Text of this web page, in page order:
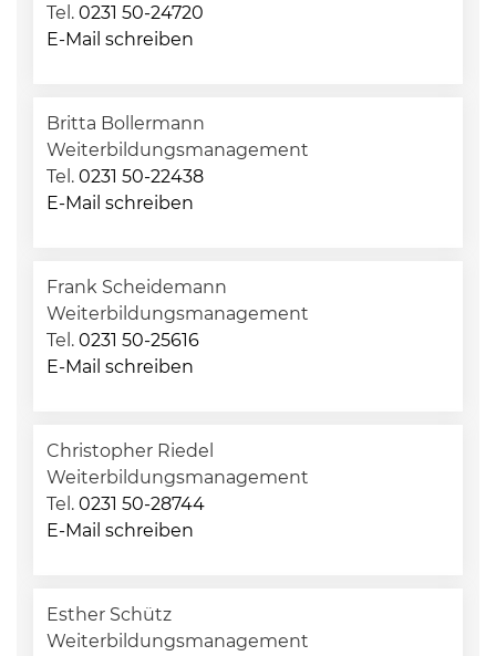
Tel. 0231 50-24720
E-Mail schreiben
Britta Bollermann
Weiterbildungsmanagement
Tel. 0231 50-22438
E-Mail schreiben
Frank Scheidemann
Weiterbildungsmanagement
Tel. 0231 50-25616
E-Mail schreiben
Christopher Riedel
Weiterbildungsmanagement
Tel. 0231 50-28744
E-Mail schreiben
Esther Schütz
Weiterbildungsmanagement